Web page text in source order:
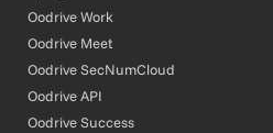
Oodrive Work
Oodrive Meet
Oodrive SecNumCloud
Oodrive API
Oodrive Success